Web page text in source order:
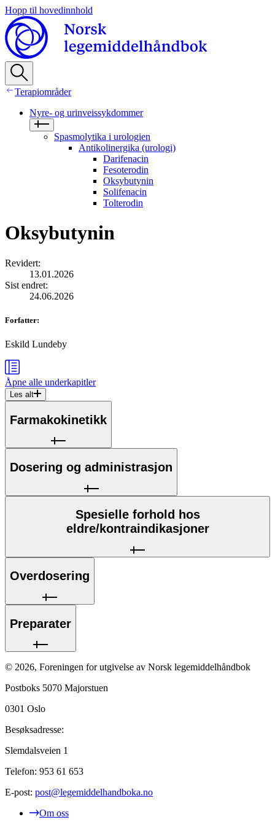
Hopp til hovedinnhold
Terapiområder
Nyre- og urinveissykdommer
Spasmolytika i urologien
Antikolinergika (urologi)
Darifenacin
Fesoterodin
Oksybutynin
Solifenacin
Tolterodin
Oksybutynin
Revidert:
13.01.2026
Sist endret:
24.06.2026
Forfatter:
Eskild Lundeby
Åpne alle underkapitler
Les alt
Farmakokinetikk
Dosering og administrasjon
Spesielle forhold hos
eldre/kontraindikasjoner
Overdosering
Preparater
© 2026, Foreningen for utgivelse av Norsk legemiddelhåndbok
Postboks 5070 Majorstuen
0301 Oslo
Besøksadresse:
Slemdalsveien 1
Telefon: 953 61 653
E-post: post@legemiddelhandboka.no
Om oss